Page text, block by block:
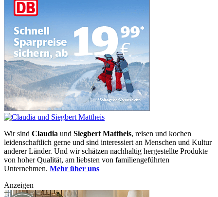
Wir sind Claudia und Siegbert Mattheis, reisen und kochen
leidenschaftlich gerne und sind interessiert an Menschen und Kultur
anderer Länder. Und wir schätzen nachhaltig hergestellte Produkte
von hoher Qualität, am liebsten von familiengeführten
Unternehmen. Mehr über uns
Anzeigen